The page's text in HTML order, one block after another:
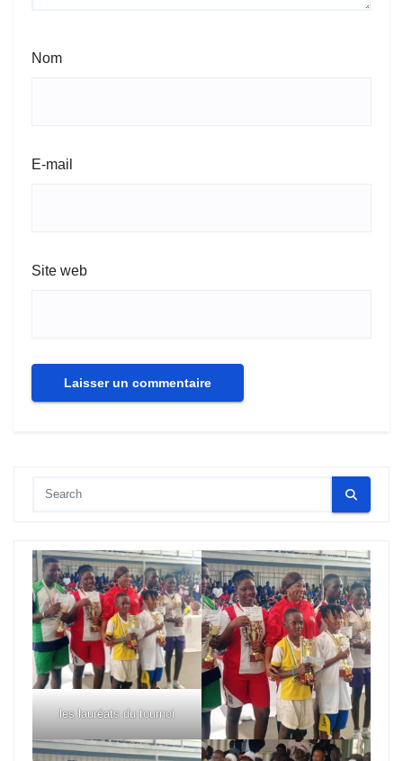
Nom
E-mail
Site web
les lauréats du tournoi